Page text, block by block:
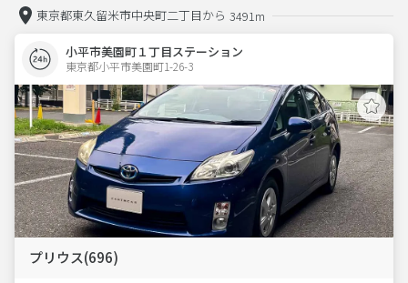
東京都東久留米市中央町二丁目から 3491m
小平市美園町１丁目ステーション
東京都小平市美園町1-26-3
プリウス(696)